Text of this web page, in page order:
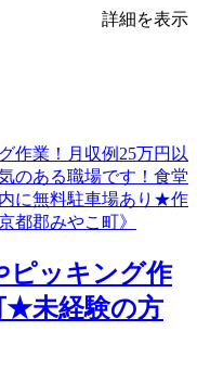
詳細を表示
ピッキング作
★未経験の方